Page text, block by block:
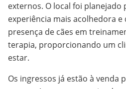
externos. O local foi planejado
experiência mais acolhedora e
presença de cães em
terapia, proporcionando um
estar.
Os ingressos já estão à venda